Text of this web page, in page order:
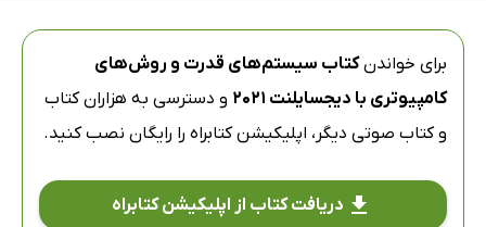
برای خواندنکتاب سیستم‌های قدرت و روش‌های
کامپیوتری با دیجسایلنت 2021
و دسترسی به هزاران کتاب
و کتاب صوتی دیگر، اپلیکیشن کتابراه را رایگان نصب کنید.
دریافت کتاب از اپلیکیشن کتابراه